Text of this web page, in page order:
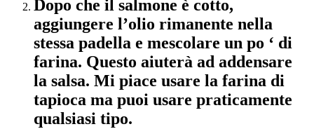
Dopo che il salmone è cotto,
aggiungere l’olio rimanente nella
stessa padella e mescolare un po ‘ di
farina. Questo aiuterà ad addensare
la salsa. Mi piace usare la farina di
tapioca ma puoi usare praticamente
qualsiasi tipo.